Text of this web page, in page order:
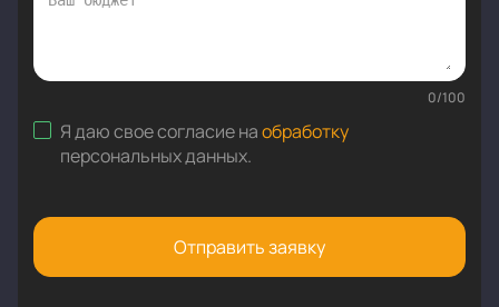
0/100
Я даю свое согласие наобработку
персональных данных.
Отправить заявку